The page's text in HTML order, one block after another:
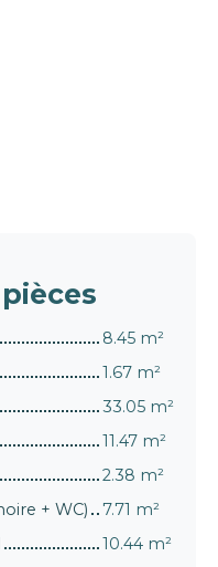
8.45 m²
1.67 m²
33.05 m²
11.47 m²
2.38 m²
+ WC)
7.71 m²
10.44 m²